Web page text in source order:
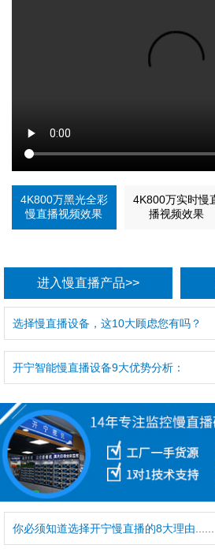
4K800万黑光全彩
慢直播视频效果
4K800万实时慢
播视频效果
进入慢直播产品>>
选择慢直播设备，这10大顾虑您有吗？
开宁智能慢直播设备9大优势分析：
你必须知道选择开宁慢直播的8大理由......